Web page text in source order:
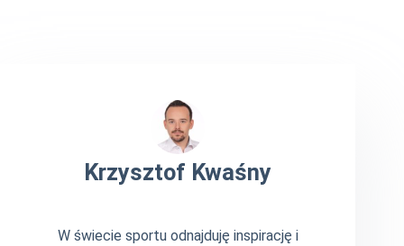
Krzysztof Kwaśny
W świecie sportu odnajduję inspirację i